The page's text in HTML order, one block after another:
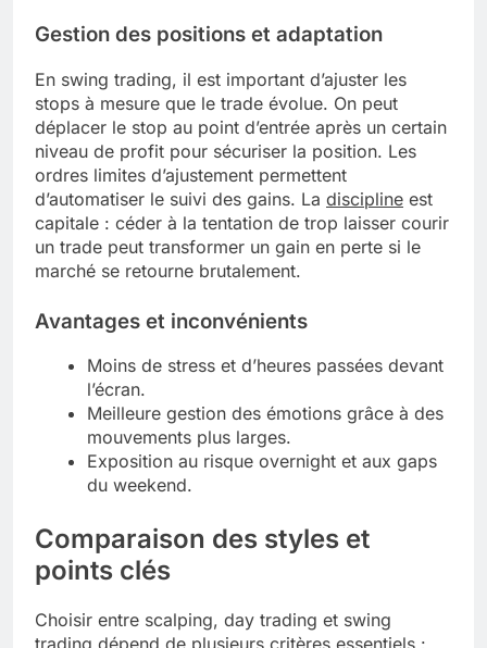
Gestion des positions et adaptation
En swing trading, il est important d’ajuster les
stops à mesure que le trade évolue. On peut
déplacer le stop au point d’entrée après un certain
niveau de profit pour sécuriser la position. Les
ordres limites d’ajustement permettent
d’automatiser le suivi des gains. La discipline est
capitale : céder à la tentation de trop laisser courir
un trade peut transformer un gain en perte si le
marché se retourne brutalement.
Avantages et inconvénients
Moins de stress et d’heures passées devant
l’écran.
Meilleure gestion des émotions grâce à des
mouvements plus larges.
Exposition au risque overnight et aux gaps
du weekend.
Comparaison des styles et
points clés
Choisir entre scalping, day trading et swing